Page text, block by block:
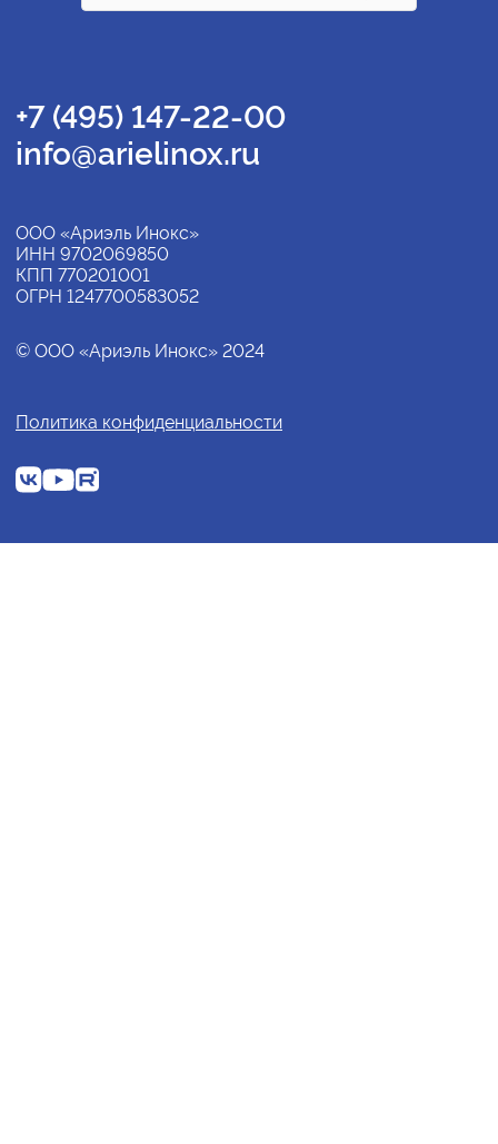
+7 (495) 147-22-00
info@arielinox.ru
ООО «Ариэль Инокс»
ИНН 9702069850
КПП 770201001
ОГРН 1247700583052
© ООО «Ариэль Инокс» 2024
Политика конфиденциальности